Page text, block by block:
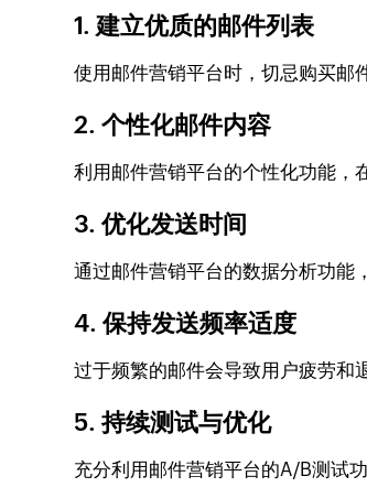
1. 建立优质的邮件列表
使用邮件营销平台时，切忌购买邮
2. 个性化邮件内容
利用邮件营销平台的个性化功能，
3. 优化发送时间
通过邮件营销平台的数据分析功能
4. 保持发送频率适度
过于频繁的邮件会导致用户疲劳和
5. 持续测试与优化
充分利用邮件营销平台的A/B测试